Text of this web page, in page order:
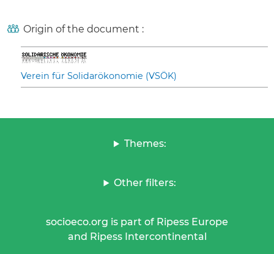
Origin of the document :
Verein für Solidarökonomie (VSÖK)
Themes:
Other filters:
socioeco.org is part of Ripess Europe
and Ripess Intercontinental